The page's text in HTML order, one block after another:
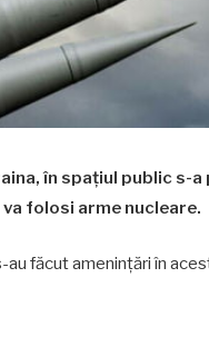
în spațiul public s-
folosi arme nucleare.
făcut amenințări în